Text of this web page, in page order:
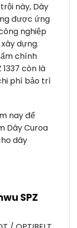
này, Dây
được ứng
nghiệp
dựng.
chính
1337 còn là
phí bảo trì
nay để
Dây Curoa
dây
SPZ